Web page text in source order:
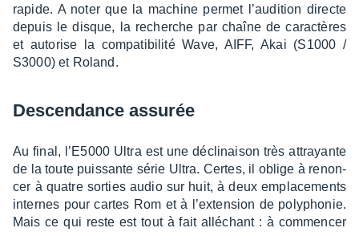
rapide. A noter que la machine permet l’au­di­tion directe
depuis le disque, la recherche par chaîne de carac­tères
et auto­rise la compa­ti­bi­lité Wave, AIFF, Akai (S1000 /
S3000) et Roland.
Descen­dance assu­rée
Au final, l’E5000 Ultra est une décli­nai­son très attrayante
de la toute puis­sante série Ultra. Certes, il oblige à renon­
cer à quatre sorties audio sur huit, à deux empla­ce­ments
internes pour cartes Rom et à l’ex­ten­sion de poly­pho­nie.
Mais ce qui reste est tout à fait allé­chant : à commen­cer